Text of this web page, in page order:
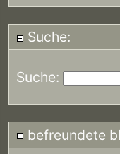
Suche:
Suche:
befreundete